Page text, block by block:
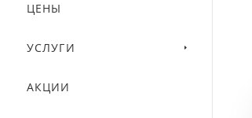
ЦЕНЫ
УСЛУГИ
АКЦИИ